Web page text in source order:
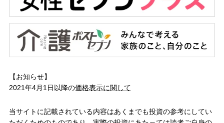
【お知らせ】
2021年4月1日以降の価格表示に関して
当サイトに記載されている内容はあくまでも投資の参考にしてい